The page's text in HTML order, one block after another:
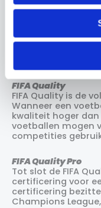
de laagste is en de
International
De IMS duidt aan
kwaliteitseisen
internationale
FIFA Quality
FIFA Quality is de
Wanneer een
kwaliteit hoger dan
voetballen mogen
competities
FIFA Quality Pro
Tot slot de FIFA
certificering voor
certificering
Champions League,